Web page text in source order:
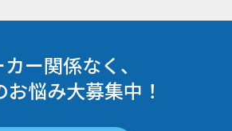
ー関係なく、
お悩み大募集中！